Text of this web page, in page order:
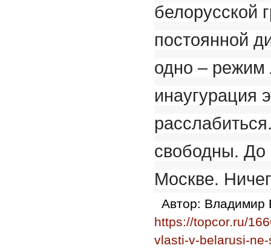
белорусской
постоянной
одно – режим
инаугурация
свободны. До
Москве.
Автор: Владимир
https://topcor.ru/
vlasti-v-belarusi-